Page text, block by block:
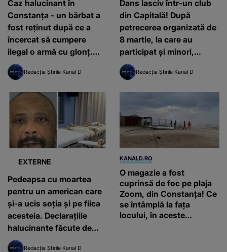
Caz halucinant în
Constanța - un bărbat a
fost reținut după ce a
încercat să cumpere
ilegal o armă cu glonț.
Plănuia împreună cu
cumnata sa să își omoare
Redacția Știrile Kanal D
Dans lasciv într-un club
din Capitală! După
petrecerea organizată de
8 martie, la care au
participat și minori,
polițiștii au început o
anchetăRedacția Știrile Kanal D
EXTERNE
Pedeapsa cu moartea
pentru un american care
și-a ucis soția și pe fiica
acesteia. Declarațiile
halucinante făcute de
bărbat
Redacția Știrile Kanal D
KANALD.RO
O magazie a fost
cuprinsă de foc pe plaja
Zoom, din Constanța! Ce
se întâmplă la fața
locului, în aceste